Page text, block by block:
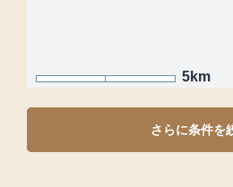
5km
さらに条件を